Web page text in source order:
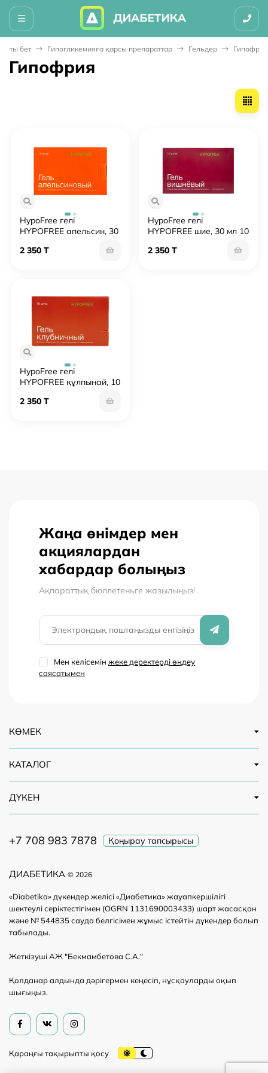
бет Гипогликемияға қарсы препараттар Гельдер Гипофрия
Гипофрия
HypoFree гелі
HYPOFREE апельсин, 30
2 350 T
HypoFree гелі
HYPOFREE шие, 30 мл 10
2 350 T
HypoFree гелі
HYPOFREE құлпынай, 10
2 350 T
Жаңа өнімдер мен
акциялардан
хабардар болыңыз
Ақпараттық бюллетеньге жазылыңыз!
Мен келісемін жеке деректерді өңдеу
саясатымен
ДИАБЕТИКА © 2026
«Diabetika» дүкендер желісі «Диабетика» жауапкершілігі
шектеулі серіктестігімен (OGRN 1131690003433) шарт жасасқан
және № 544835 сауда белгісімен жұмыс істейтін дүкендер болып
табылады.
Жеткізуші АЖ "Бекмамбетова С.А."
Қолданар алдында дәрігермен кеңесіп, нұсқауларды оқып
шығыңыз.
КӨМЕК
КАТАЛОГ
ДҮКЕН
+7 708 983 7878 Қоңырау тапсырысы